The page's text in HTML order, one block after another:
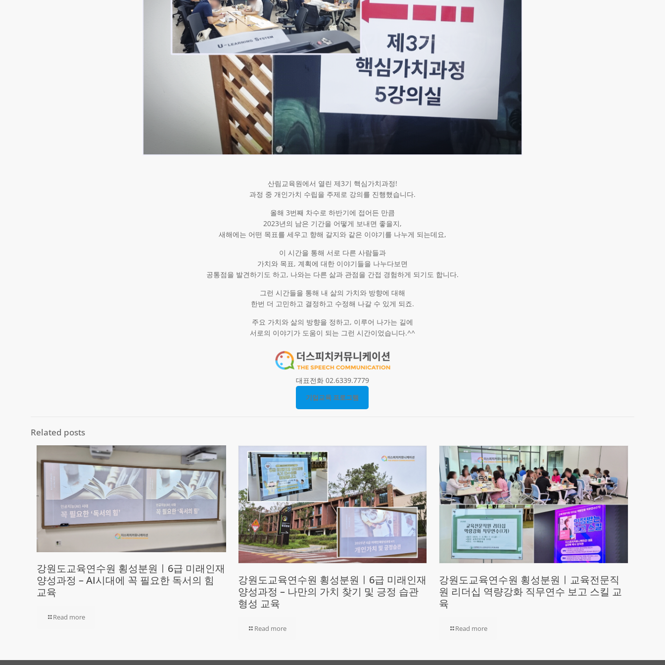
산림교육원에서 열린 제3기 핵심가치과정!
과정 중 개인가치 수립을 주제로 강의를 진행했습니다.
올해 3번째 차수로 하반기에 접어든 만큼
2023년의 남은 기간을 어떻게 보내면 좋을지,
새해에는 어떤 목표를 세우고 향해 갈지와 같은 이야기를 나누게 되는데요,
이 시간을 통해 서로 다른 사람들과
가치와 목표, 계획에 대한 이야기들을 나누다보면
공통점을 발견하기도 하고, 나와는 다른 삶과 관점을 간접 경험하게 되기도 합니다.
그런 시간들을 통해 내 삶의 가치와 방향에 대해
한번 더 고민하고 결정하고 수정해 나갈 수 있게 되죠.
주요 가치와 삶의 방향을 정하고, 이루어 나가는 길에
서로의 이야기가 도움이 되는 그런 시간이었습니다.^^
대표전화 02.6339.7779
기업교육 프로그램
Related posts
강원도교육연수원 횡성분원ㅣ6급 미래인재
양성과정 – AI시대에 꼭 필요한 독서의 힘
교육
Read more
강원도교육연수원 횡성분원ㅣ6급 미래인재
양성과정 – 나만의 가치 찾기 및 긍정 습관
형성 교육
Read more
강원도교육연수원 횡성분원ㅣ교육전문직
원 리더십 역량강화 직무연수 보고 스킬 교
육
Read more